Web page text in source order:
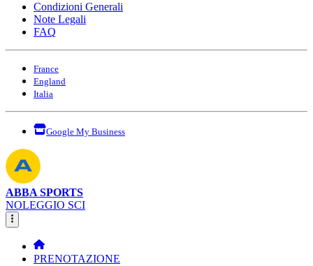
Condizioni Generali
Note Legali
FAQ
France
England
Italia
Google My Business
ABBA SPORTS
NOLEGGIO SCI
PRENOTAZIONE